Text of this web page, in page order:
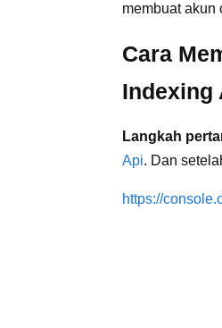
membuat akun
Cara
Indexing
Langkah
Api. Dan
https://